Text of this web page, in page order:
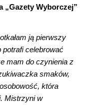
„Gazety Wyborczej”
ją pierwszy
potrafi celebrować
mam do czynienia z
smaków,
która
Mistrzyni w